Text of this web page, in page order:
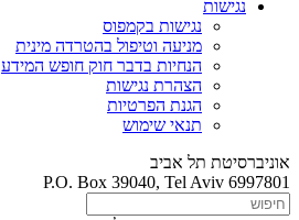
נגישות
נגישות בקמפוס
מניעה וטיפול בהטרדה מינית
הנחיות בדבר חוק חופש המידע
הצהרת נגישות
הגנת הפרטיות
תנאי שימוש
אוניברסיטת תל אביב
P.O. Box 39040, Tel Aviv 6997801